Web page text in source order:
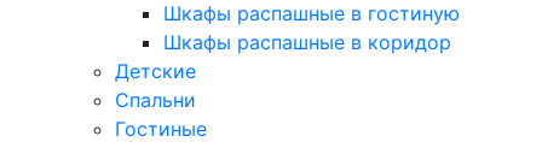
Шкафы распашные в гостиную
Шкафы распашные в коридор
Детские
Спальни
Гостиные